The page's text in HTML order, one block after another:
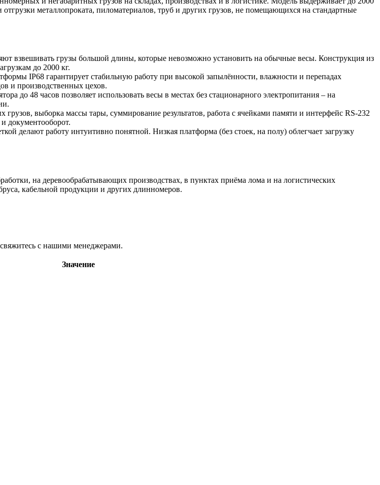
металлопроката, пиломатериалов, труб и других грузов, не помещающихся на стандартные
взвешивать грузы большой длины, которые невозможно установить на обычные весы. Конструкция из
до 2000 кг.
IP68 гарантирует стабильную работу при высокой запылённости, влажности и перепадах
и производственных цехов.
до 48 часов позволяет использовать весы в местах без стационарного электропитания – на
выборка массы тары, суммирование результатов, работа с ячейками памяти и интерфейс RS-232
документооборот.
делают работу интуитивно понятной. Низкая платформа (без стоек, на полу) облегчает загрузку
на деревообрабатывающих производствах, в пунктах приёма лома и на логистических
кабельной продукции и других длинномеров.
с нашими менеджерами.
Значение